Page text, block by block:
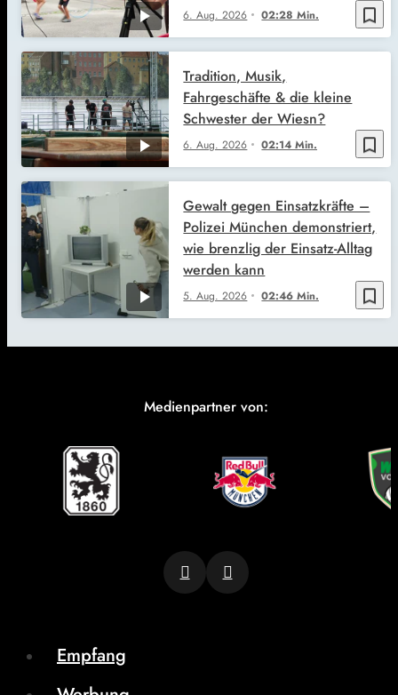
bookmark_border
6. Aug. 2026 02:28 Min.
bookmark_border
6. Aug. 2026 02:14 Min.
Tradition, Musik,
Fahrgeschäfte & die kleine
Schwester der Wiesn?
bookmark_border
5. Aug. 2026 02:46 Min.
Gewalt gegen Einsatzkräfte –
Polizei München demonstriert,
wie brenzlig der Einsatz-Alltag
werden kann
Medienpartner von:
Empfang